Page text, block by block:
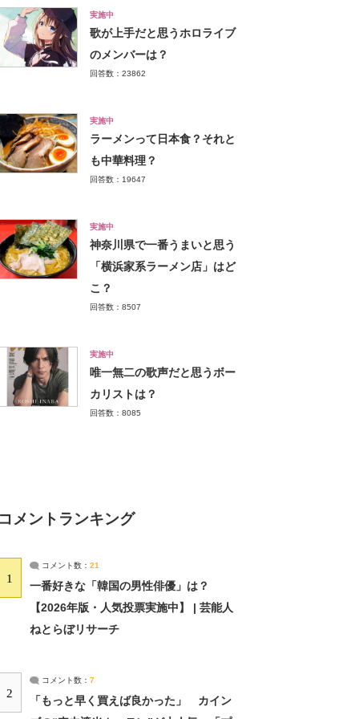
実施中
歌が上手だと思うホロライブ
のメンバーは？
回答数：23862
実施中
ラーメンって日本食？それと
も中華料理？
回答数：19647
実施中
神奈川県で一番うまいと思う
「横浜家系ラーメン店」はど
こ？
回答数：8507
実施中
唯一無二の歌声だと思うボー
カリストは？
回答数：8085
メントランキング
1
コメント数： 21
一番好きな「韓国の男性俳優」は？
【2026年版・人気投票実施中】 | 芸能人
ねとらぼリサーチ
2
コメント数： 7
「もっと早く買えば良かった」 カイン